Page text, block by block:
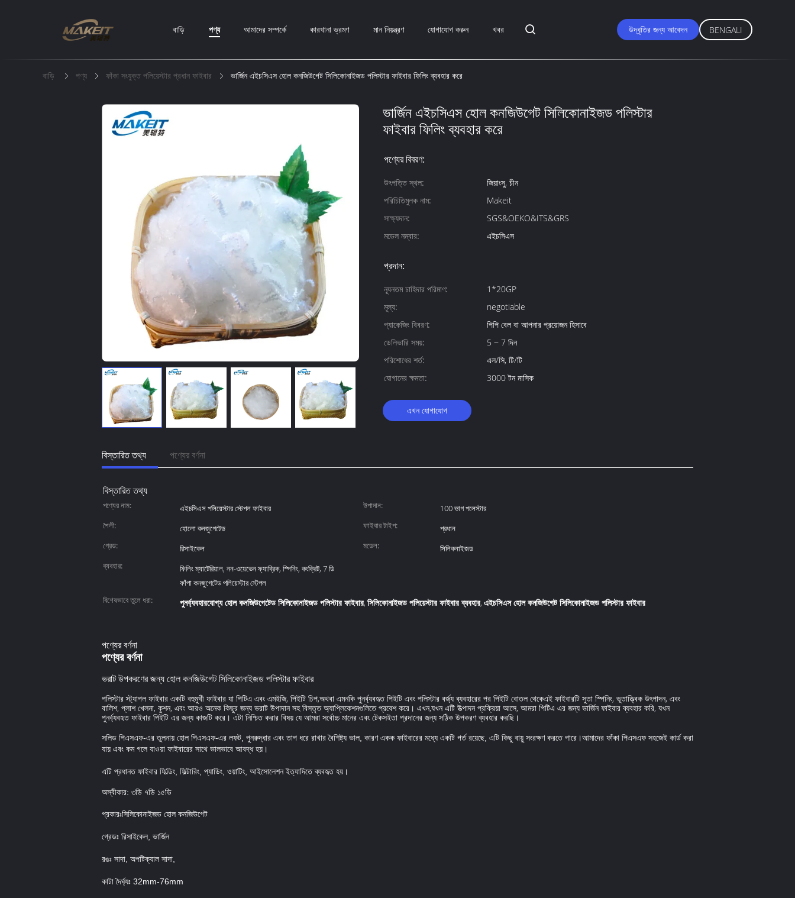
বাড়ি পণ্য আমাদের সম্পর্কে কারখানা ভ্রমণ মান নিয়ন্ত্রণ যোগাযোগ করুন খবর উদ্ধৃতির জন্য আবেদন BENGALI
বাড়ি পণ্য ফাঁকা সংযুক্ত পলিয়েস্টার প্রধান ফাইবার ভার্জিন এইচসিএস হোল কনজিউগেট সিলিকোনাইজড পলিস্টার ফাইবার ফিলিং ব্যবহার করে
ভার্জিন এইচসিএস হোল কনজিউগেট সিলিকোনাইজড পলিস্টার
ফাইবার ফিলিং ব্যবহার করে
পণ্যের বিবরণ:
উৎপত্তি স্থল:
জিয়াংসু, চীন
পরিচিতিমুলক নাম:
Makeit
সাক্ষ্যদান:
SGS&OEKO&ITS&GRS
মডেল নম্বার:
এইচসিএস
প্রদান:
ন্যূনতম চাহিদার পরিমাণ:
1*20GP
মূল্য:
negotiable
প্যাকেজিং বিবরণ:
পিপি বেল বা আপনার প্রয়োজন হিসাবে
ডেলিভারি সময়:
5 ~ 7 দিন
পরিশোধের শর্ত:
এল/সি, টি/টি
যোগানের ক্ষমতা:
3000 টন মাসিক
এখন যোগাযোগ
বিস্তারিত তথ্য পণ্যের বর্ণনা
বিস্তারিত তথ্য
পণ্যের নাম: এইচসিএস পলিয়েস্টার স্টেপল ফাইবার উপাদান:
100 ভাগ পলেস্টার
শৈলী:
হোলো কনজুগেটেড ফাইবার টাইপ:
প্রধান
গ্রেড:
রিসাইকেল মডেল:
সিলিকনাইজড
ব্যবহার:
ফিলিং ম্যাটেরিয়াল, নন-ওয়েভেন ফ্যাব্রিক, স্পিনিং, কংক্রিট, 7 ডি
ফাঁপা কনজুগেটেড পলিয়েস্টার স্টেপল
বিশেষভাবে তুলে ধরা:
পুনর্ব্যবহারযোগ্য হোল কনজিউগেটেড সিলিকোনাইজড পলিস্টার ফাইবার, সিলিকোনাইজড পলিয়েস্টার ফাইবার ব্যবহার, এইচসিএস হোল কনজিউগেট সিলিকোনাইজড পলিস্টার ফাইবার
পণ্যের বর্ণনা
পণ্যের বর্ণনা
ভরাট উপকরণের জন্য হোল কনজিউগেট সিলিকোনাইজড পলিস্টার ফাইবার
পলিস্টার স্ট্যাপল ফাইবার একটি বহুমুখী ফাইবার যা পিটিএ এবং এমইজি, পিইটি চিপ,অথবা এমনকি পুনর্ব্যবহৃত পিইটি এবং পলিস্টার বর্জ্য ব্যবহারের পর পিইটি বোতল থেকেএই ফাইবারটি সুতা স্পিনিং, ভূতাত্ত্বিক উৎপাদন, এবং
বালিশ, প্লাশ খেলনা, কুশন, এবং আরও অনেক কিছুর জন্য ভরাট উপাদান সহ বিস্তৃত অ্যাপ্লিকেশনগুলিতে প্রবেশ করে। এখন,যখন এটি উত্পাদন প্রক্রিয়া আসে, আমরা পিটিএ এর জন্য ভার্জিন ফাইবার ব্যবহার করি, যখন
পুনর্ব্যবহৃত ফাইবার পিইটি এর জন্য কাজটি করে। এটা নিশ্চিত করার বিষয় যে আমরা সর্বোচ্চ মানের এবং টেকসইতা প্রদানের জন্য সঠিক উপকরণ ব্যবহার করছি।
সলিড পিএসএফ-এর তুলনায় হোল পিএসএফ-এর লফট, পুনরুদ্ধার এবং তাপ ধরে রাখার বৈশিষ্ট্য ভাল, কারণ একক ফাইবারের মধ্যে একটি গর্ত রয়েছে, এটি কিছু বায়ু সংরক্ষণ করতে পারে।আমাদের ফাঁকা পিএসএফ সহজেই কার্ড করা
যায় এবং কম গলে যাওয়া ফাইবারের সাথে ভালভাবে আবদ্ধ হয়।
এটি প্রধানত ফাইবার ফিল্ডিং, ফিল্টারিং, প্যাডিং, ওয়াটিং, আইসোলেশন ইত্যাদিতে ব্যবহৃত হয়।
অস্বীকার: ৩ডি ৭ডি ১৫ডি
প্রকারঃসিলিকোনাইজড হোল কনজিউগেট
গ্রেডঃ রিসাইকেল, ভার্জিন
রঙঃ সাদা, অপটিক্যাল সাদা,
কাটা দৈর্ঘ্যঃ 32mm-76mm